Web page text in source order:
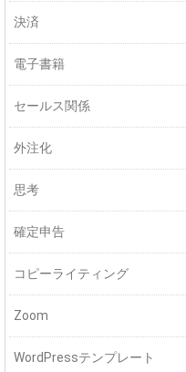
決済
電子書籍
セールス関係
外注化
思考
確定申告
コピーライティング
Zoom
WordPressテンプレート